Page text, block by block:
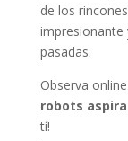
de los
impresionante
pasadas.
Observa
robots
tí!